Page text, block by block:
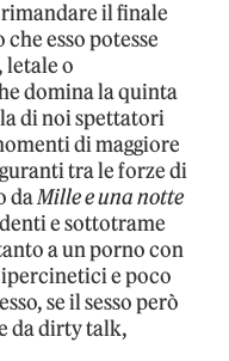
il finale
esso potesse
o
domina la quinta
di noi spettatori
di maggiore
tra le forze di
daMille e una notte
e sottotrame
a un porno con
e poco
se il sesso però
da dirty talk,